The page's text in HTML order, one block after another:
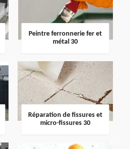
Peintre ferronnerie fer et
métal 30
Réparation de fissures et
micro-fissures 30